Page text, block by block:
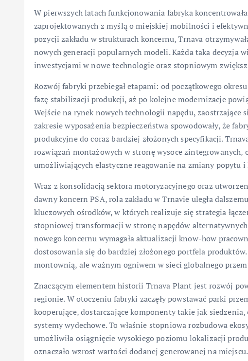
W pierwszych latach funkcjonowania fabryka
zaprojektowanych z myślą o miejskiej mobilności i
pozycji zakładu w strukturach koncernu, Trnava
nowych generacji popularnych modeli. Każda taka decyzja
inwestycjami w nowe technologie oraz stopniowym
Rozwój fabryki przebiegał etapami: od początkowego
fazę stabilizacji produkcji, aż po kolejne modernizacje
Wejście na rynek nowych technologii napędu, zaostrzające
zakresie wyposażenia bezpieczeństwa spowodowały, że
produkcyjne do coraz bardziej złożonych specyfikacji.
rozwiązań montażowych w stronę wysoce zintegrowanych,
umożliwiających elastyczne reagowanie na zmiany popytu
Wraz z konsolidacją sektora motoryzacyjnego oraz
dawny koncern PSA, rola zakładu w Trnavie uległa
kluczowych ośrodków, w których realizuje się strategia
stopniowej transformacji w stronę napędów
nowego koncernu wymagała aktualizacji know-how
dostosowania się do bardziej złożonego portfela
montownią, ale ważnym ogniwem w sieci globalnego
Znaczącym elementem historii Trnava Plant jest rozwój
regionie. W otoczeniu fabryki zaczęły powstawać parki
kooperujące, dostarczające komponenty takie jak
systemy wydechowe. To właśnie stopniowa rozbudowa
umożliwiła osiągnięcie wysokiego poziomu lokalizacji
oznaczało wzrost wartości dodanej generowanej na miejscu.